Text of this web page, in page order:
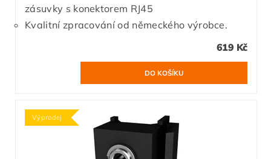
zásuvky s konektorem RJ45
Kvalitní zpracování od německého výrobce.
619 Kč
Výprodej